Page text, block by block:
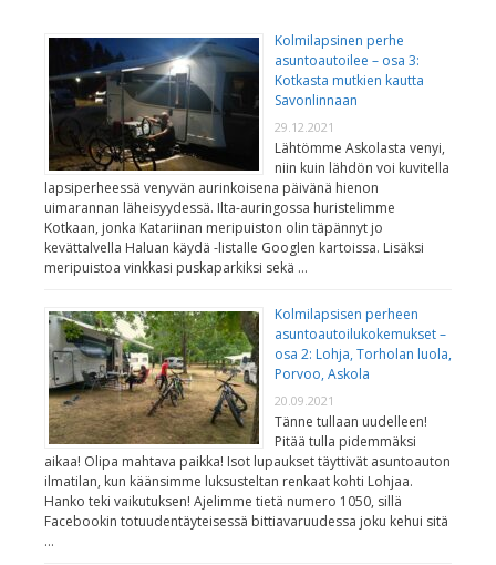
Kolmilapsinen perhe
asuntoautoilee – osa 3:
Kotkasta mutkien kautta
Savonlinnaan
29.12.2021
Lähtömme Askolasta venyi,
niin kuin lähdön voi kuvitella
lapsiperheessä venyvän aurinkoisena päivänä hienon
uimarannan läheisyydessä. Ilta-auringossa huristelimme
Kotkaan, jonka Katariinan meripuiston olin täpännyt jo
kevättalvella Haluan käydä -listalle Googlen kartoissa. Lisäksi
meripuistoa vinkkasi puskaparkiksi sekä …
Kolmilapsisen perheen
asuntoautoilukokemukset –
osa 2: Lohja, Torholan luola,
Porvoo, Askola
20.09.2021
Tänne tullaan uudelleen!
Pitää tulla pidemmäksi
aikaa! Olipa mahtava paikka! Isot lupaukset täyttivät asuntoauton
ilmatilan, kun käänsimme luksusteltan renkaat kohti Lohjaa.
Hanko teki vaikutuksen! Ajelimme tietä numero 1050, sillä
Facebookin totuudentäyteisessä bittiavaruudessa joku kehui sitä
…